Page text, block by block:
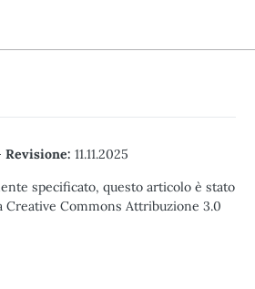
Revisione: 11.11.2025
specificato, questo articolo è stato
Creative Commons Attribuzione 3.0